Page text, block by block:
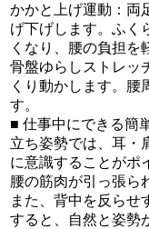
かかと上げ運動：両
げ下げします。ふく
くなり、腰の負担を
骨盤ゆらしストレッ
くり動かします。腰
す。
■ 仕事中にできる簡
立ち姿勢では、耳・
に意識することがポ
腰の筋肉が引っ張ら
また、背中を反らせ
すると、自然と姿勢